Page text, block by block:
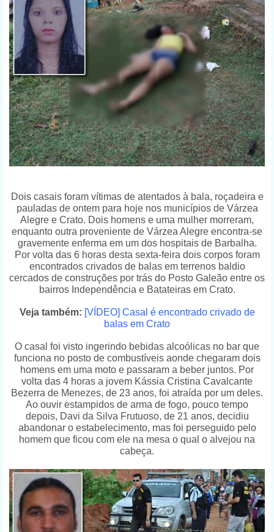
Dois casais foram vítimas de atentados à bala, roçadeira e
pauladas de ontem para hoje nos municípios de Várzea
Alegre e Crato. Dois homens e uma mulher morreram,
enquanto outra proveniente de Várzea Alegre encontra-se
gravemente enferma em um dos hospitais de Barbalha.
Por volta das 6 horas desta sexta-feira dois corpos foram
encontrados crivados de balas em terrenos baldio
cercados de construções por trás do Posto Galeão entre os
bairros Independência e Batateiras em Crato.
Veja também: [VÍDEO] Casal é encontrado crivado de
balas em Crato
O casal foi visto ingerindo bebidas alcoólicas no bar que
funciona no posto de combustíveis aonde chegaram dois
homens em uma moto e passaram a beber juntos. Por
volta das 4 horas a jovem Kássia Cristina Cavalcante
Bezerra de Menezes, de 23 anos, foi atraída por um deles.
Ao ouvir estampidos de arma de fogo, pouco tempo
depois, Davi da Silva Frutuoso, de 21 anos, decidiu
abandonar o estabelecimento, mas foi perseguido pelo
homem que ficou com ele na mesa o qual o alvejou na
cabeça.